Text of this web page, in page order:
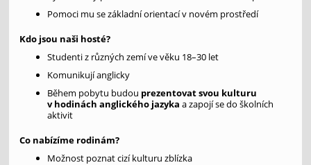
Pomoci mu se základní orientací v novém prostředí
Kdo jsou naši hosté?
Studenti z různých zemí ve věku 18–30 let
Komunikují anglicky
Během pobytu budou prezentovat svou kulturu
v hodinách anglického jazyka a zapojí se do školních
aktivit
Co nabízíme rodinám?
Možnost poznat cizí kulturu zblízka